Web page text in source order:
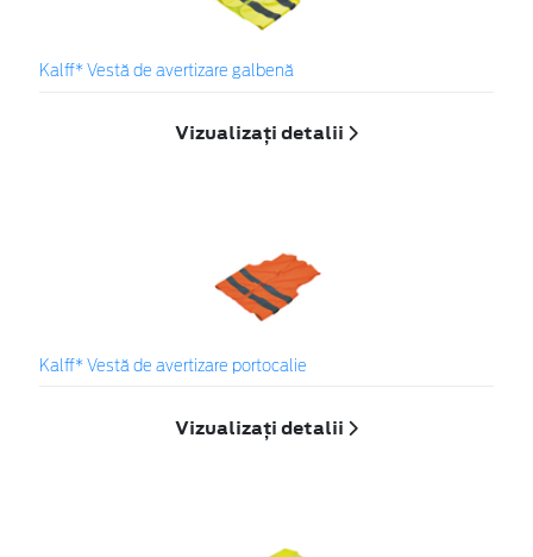
Kalff* Vestă de avertizare galbenă
Vizualizați detalii
Kalff* Vestă de avertizare portocalie
Vizualizați detalii